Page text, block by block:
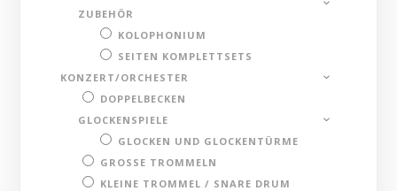
ZUBEHÖR
KOLOPHONIUM
SEITEN KOMPLETTSETS
KONZERT/ORCHESTER
DOPPELBECKEN
GLOCKENSPIELE
GLOCKEN UND GLOCKENTÜRME
GROSSE TROMMELN
KLEINE TROMMEL / SNARE DRUM